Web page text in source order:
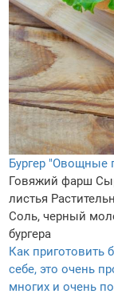
Бургер "Овощные
Говяжий фарш
листья
Соль, черный
бургера
Как приготовить
себе, это очень
многих и очень